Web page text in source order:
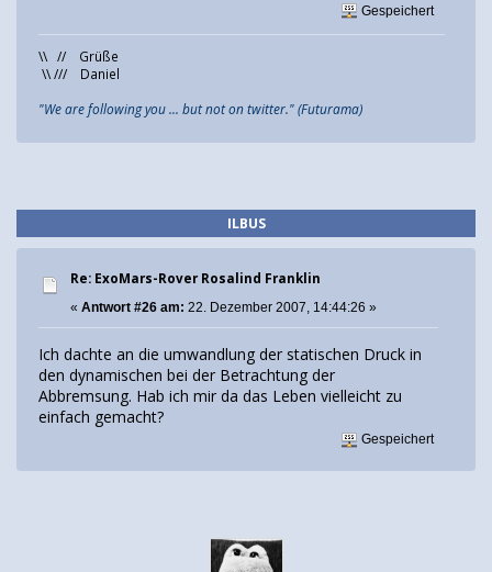
Gespeichert
\\ // Grüße
\\ /// Daniel
"We are following you ... but not on twitter." (Futurama)
ILBUS
Re: ExoMars-Rover Rosalind Franklin
« Antwort #26 am: 22. Dezember 2007, 14:44:26 »
Ich dachte an die umwandlung der statischen Druck in
den dynamischen bei der Betrachtung der
Abbremsung. Hab ich mir da das Leben vielleicht zu
einfach gemacht?
Gespeichert